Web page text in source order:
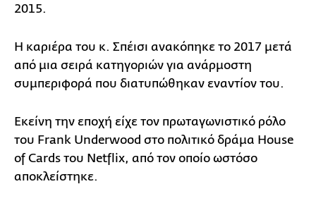
2015.
Η καριέρα του κ. Σπέισι ανακόπηκε το 2017 μετά
από μια σειρά κατηγοριών για ανάρμοστη
συμπεριφορά που διατυπώθηκαν εναντίον του.
Εκείνη την εποχή είχε τον πρωταγωνιστικό ρόλο
του Frank Underwood στο πολιτικό δράμα House
of Cards του Netflix, από τον οποίο ωστόσο
αποκλείστηκε.